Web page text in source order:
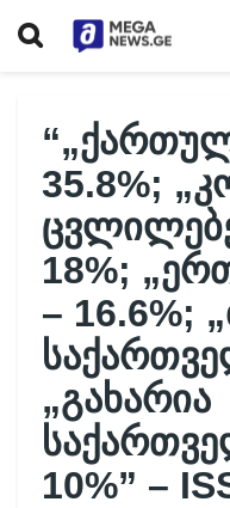
35.8%;
18%;
– 16.6%;
„გახარია
10%” –